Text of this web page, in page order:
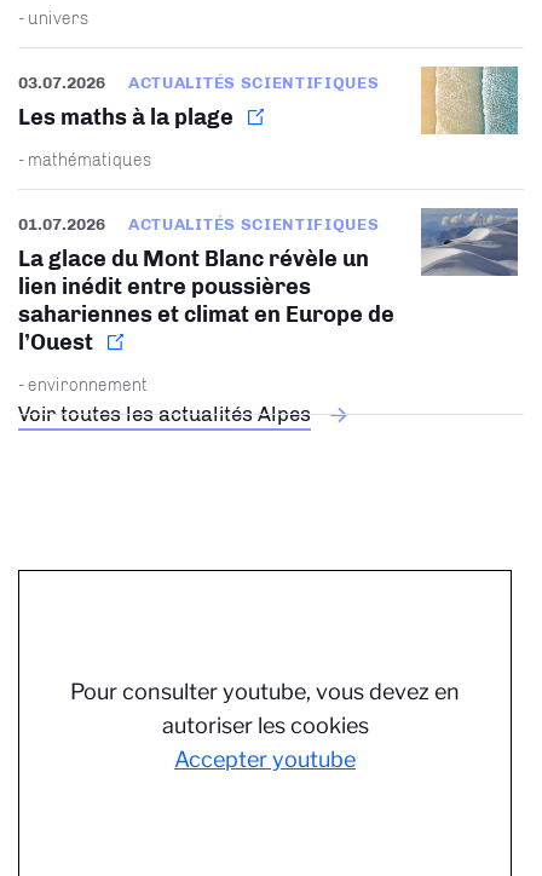
Voir toutes les actualités Alpes
- univers
03.07.2026 ACTUALITÉS SCIENTIFIQUES
Les maths à la plage
- mathématiques
01.07.2026 ACTUALITÉS SCIENTIFIQUES
La glace du Mont Blanc révèle un
lien inédit entre poussières
sahariennes et climat en Europe de
l’Ouest
- environnement
Pour consulter youtube, vous devez en
autoriser les cookies
Accepter youtube